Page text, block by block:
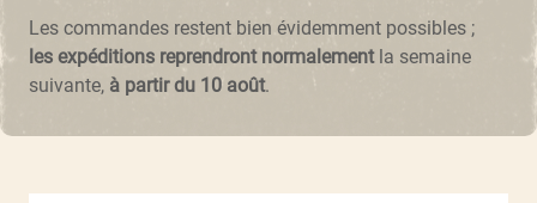
Les commandes restent bien évidemment possibles ;
les expéditions reprendront normalementla semaine
suivante, à partir du 10 août.